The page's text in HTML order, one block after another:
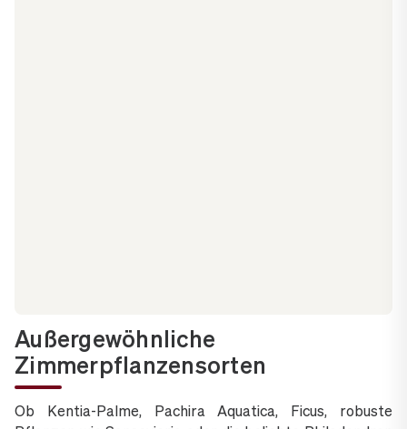
Außergewöhnliche
Zimmerpflanzensorten
Ob Kentia-Palme, Pachira Aquatica, Ficus, robuste